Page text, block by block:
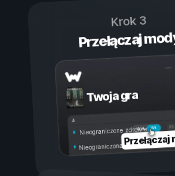
Krok 3
Przełączaj
Twoja gra
Wł.
Wył.
Nieograniczone zdrowie
Nieograniczona wytrzymałość
Przełączaj